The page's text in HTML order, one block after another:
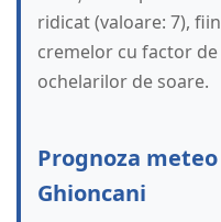
ridicat (valoare: 7),
cremelor cu factor
ochelarilor de soare.
Prognoza
Ghioncani